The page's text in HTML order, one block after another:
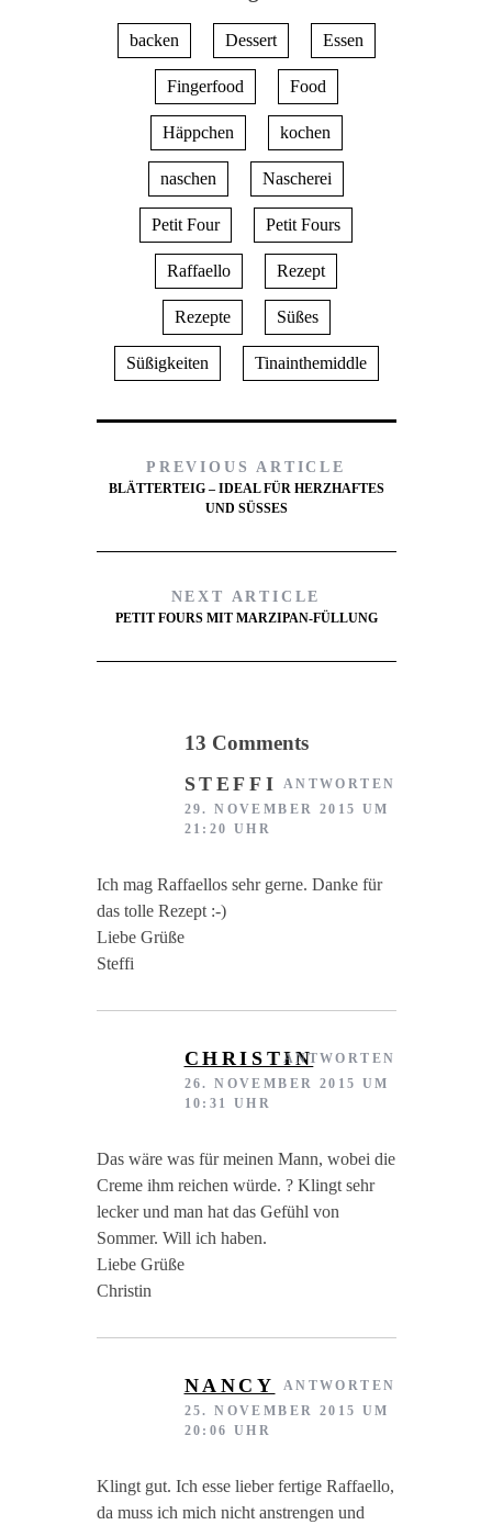
backen Dessert Essen
Fingerfood Food
Häppchen kochen
naschen Nascherei
Petit Four Petit Fours
Raffaello Rezept
Rezepte Süßes
Süßigkeiten Tinainthemiddle
PREVIOUS ARTICLE
BLÄTTERTEIG – IDEAL FÜR HERZHAFTES
UND SÜSSES
NEXT ARTICLE
PETIT FOURS MIT MARZIPAN-FÜLLUNG
13 Comments
STEFFI
29. NOVEMBER 2015 UM
21:20 UHR
Ich mag Raffaellos sehr gerne. Danke für
das tolle Rezept :-)
Liebe Grüße
Steffi
ANTWORTEN
CHRISTIN
26. NOVEMBER 2015 UM
10:31 UHR
Das wäre was für meinen Mann, wobei die
Creme ihm reichen würde. ? Klingt sehr
lecker und man hat das Gefühl von
Sommer. Will ich haben.
Liebe Grüße
Christin
ANTWORTEN
NANCY
25. NOVEMBER 2015 UM
20:06 UHR
Klingt gut. Ich esse lieber fertige Raffaello,
da muss ich mich nicht anstrengen und
ANTWORTEN